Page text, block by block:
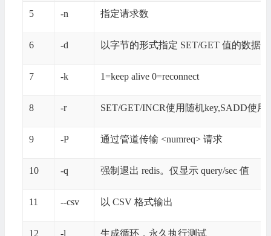
5 -n 指定请求数
6 -d 以字节的形式指定 SET/GET 值的数据
7 -k 1=keep alive 0=reconnect
8 -r SET/GET/INCR使用随机key,SADD使用
9 -P 通过管道传输 <numreq> 请求
10 -q 强制退出 redis。仅显示 query/sec 值
11 --csv 以 CSV 格式输出
12 -l 生成循环，永久执行测试